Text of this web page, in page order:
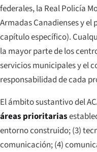
federales, la Real Policía
Armadas Canadienses y
capítulo específico).
la mayor parte de los
servicios municipales y el
responsabilidad de cada
El ámbito sustantivo del
áreas prioritarias
entorno construido; (3)
comunicación; (4)